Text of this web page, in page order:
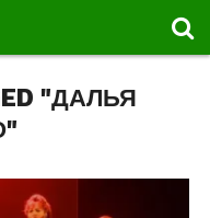
"ДАЛЬЯ